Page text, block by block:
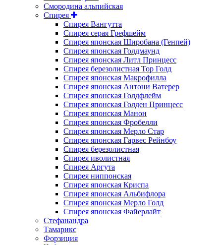
Смородина альпийская
Спирея
Спирея Вангутта
Спирея серая Грефшейм
Спирея японская Широбана (Генпей)
Спирея японская Голдмаунд
Спирея японская Литл Принцесс
Спирея березолистная Тор Голд
Спирея японская Макрофилла
Спирея японская Антони Ватерер
Спирея японская Голдфлейм
Спирея японская Голден Принцесс
Спирея японская Манон
Спирея японская Фробелли
Спирея японская Мерло Стар
Спирея японская Гарвес Рейнбоу
Спирея березолистная
Спирея иволистная
Спирея Аргута
Спирея ниппонская
Спирея японская Криспа
Спирея японская Альбифлора
Спирея японская Мерло Голд
Спирея японская Файерлайт
Стефанандра
Тамарикс
Форзиция